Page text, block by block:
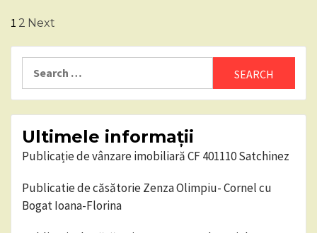
Posts
pagination
1 2 Next
Ultimele informații
Publicație de vânzare imobiliară CF 401110 Satchinez
Publicatie de căsătorie Zenza Olimpiu- Cornel cu
Bogat Ioana-Florina